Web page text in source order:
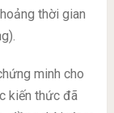
thời gian
minh cho
kiến thức đã